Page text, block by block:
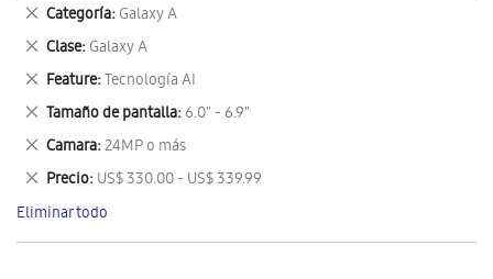
Categoría Galaxy A
Eliminar
este
artículo
Clase Galaxy A
Eliminar
este
artículo
Feature Tecnología AI
Eliminar
este
artículo
Tamaño de pantalla 6.0" - 6.9"
Eliminar
este
artículo
Camara 24MP o más
Eliminar
este
artículo
Precio US$ 330.00 - US$ 339.99
Eliminar
este
artículo
Eliminar todo